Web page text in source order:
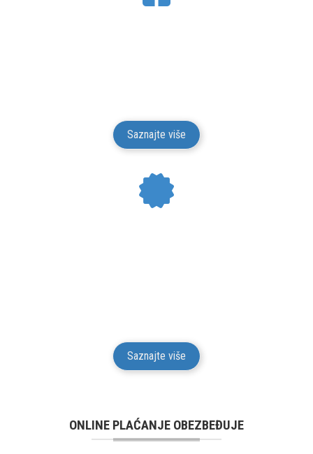
Saznajte više
Saznajte više
ONLINE PLAĆANJE OBEZBEĐUJE